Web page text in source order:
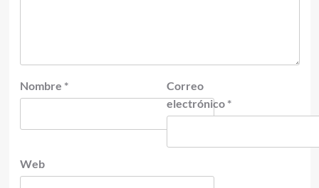
Nombre *
Correo
electrónico *
Web